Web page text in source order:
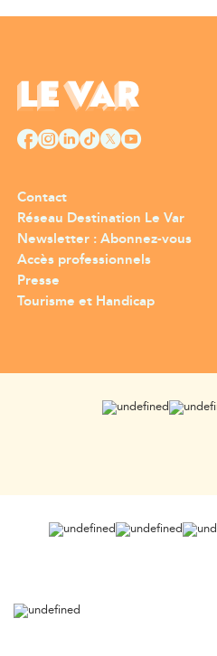
Contact
Réseau Destination Le Var
Newsletter : Abonnez-vous
Accès professionnels
Presse
Tourisme et Handicap